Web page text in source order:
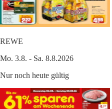
REWE
Mo. 3.8. - Sa. 8.8.2026
Nur noch heute gültig